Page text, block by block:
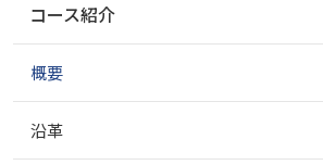
ゲ
シ
ン
コース紹介
概要
沿革